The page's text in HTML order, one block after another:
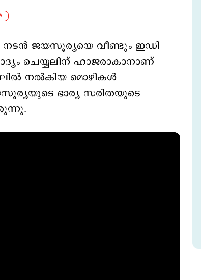
ജയസൂര്യയെ വീണ്ടും ഇഡി
ചെയ്യലിന് ഹാജരാകാനാണ്
നല്‍കിയ മൊഴികള്‍
ഭാര്യ സരിതയുടെ